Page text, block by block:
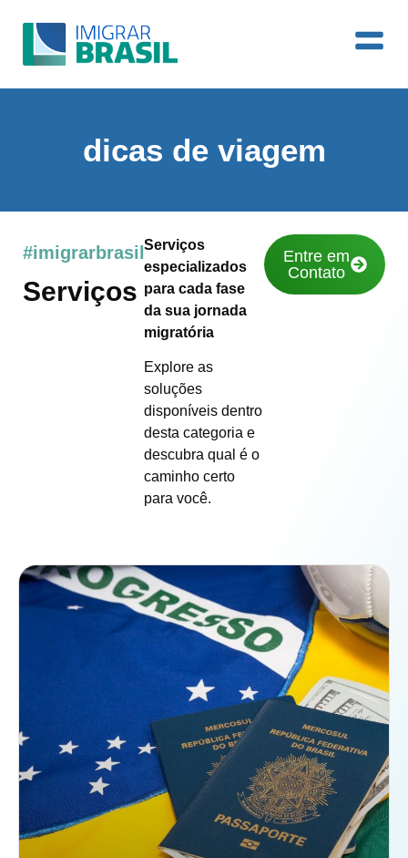
dicas de viagem
#imigrarbrasil
Serviços
Serviços
especializados
para cada fase
da sua jornada
migratória
Explore as
soluções
disponíveis dentro
desta categoria e
descubra qual é o
caminho certo
para você.
Entre em
Contato